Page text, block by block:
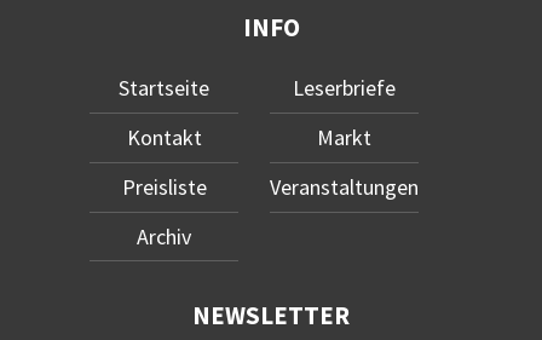
INFO
Startseite
Kontakt
Preisliste
Archiv
Leserbriefe
Markt
Veranstaltungen
NEWSLETTER